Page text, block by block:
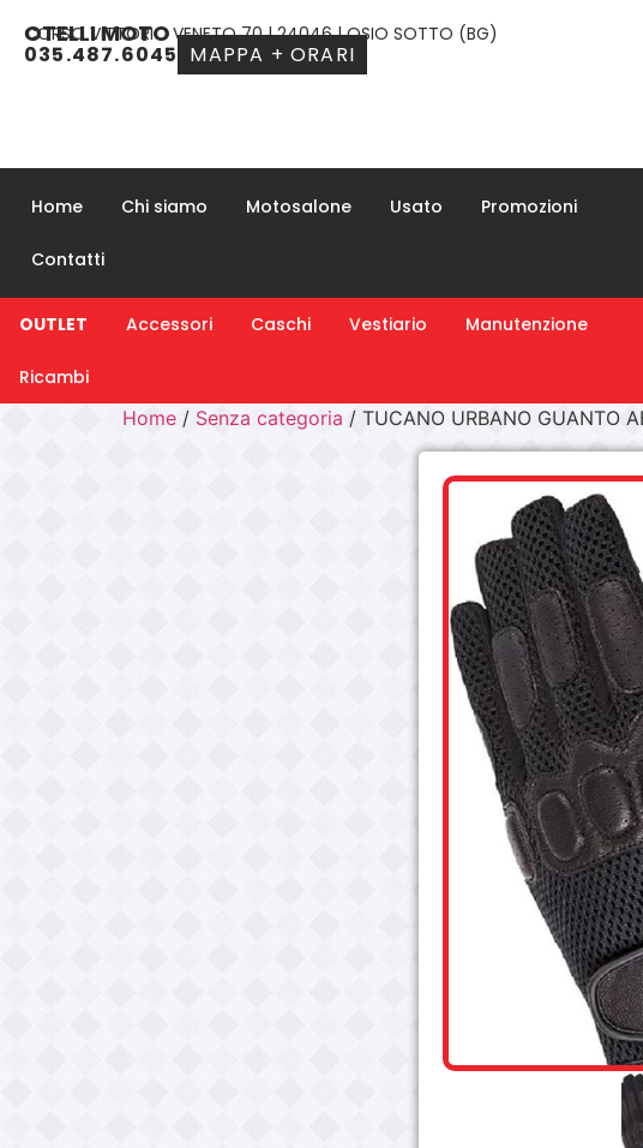
OTELLI MOTO
CORSO VITTORIO VENETO 70 | 24046 | OSIO SOTTO (BG)
035.487.6045 MAPPA + ORARI
Home Chi siamo Motosalone Usato Promozioni
Contatti
OUTLET Accessori Caschi Vestiario Manutenzione
Ricambi
Home / Senza categoria / TUCANO URBANO GUANTO